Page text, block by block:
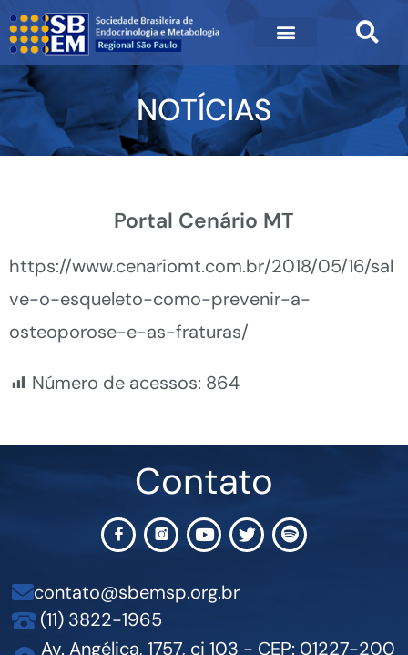
NOTÍCIAS
Portal Cenário MT
https://www.cenariomt.com.br/2018/05/16/sal
ve-o-esqueleto-como-prevenir-a-
osteoporose-e-as-fraturas/
Número de acessos: 864
Contato
contato@sbemsp.org.br
(11) 3822-1965
Av. Angélica, 1757, cj 103 - CEP: 01227-200